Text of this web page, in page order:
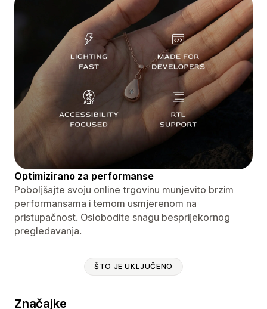
Optimizirano za performanse
Poboljšajte svoju online trgovinu munjevito brzim
performansama i temom usmjerenom na
pristupačnost. Oslobodite snagu besprijekornog
pregledavanja.
ŠTO JE UKLJUČENO
Značajke